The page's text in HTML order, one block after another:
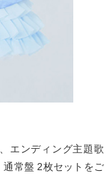
エンディング主題歌
通常盤 2枚セットをご